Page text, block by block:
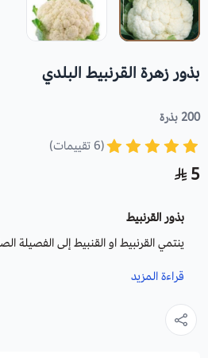
بذور زهرة القرنبيط البلدي
200 بذرة
(6 تقييمات)
5
بذور القرنبيط
ينتمي القرنبيط او القنبيط إلى الفصيلة
النباتات ثنائيّة الحول، ويستطيع تحمل
التي تساعد على بناء أمعاء صحية.
قراءة المزيد